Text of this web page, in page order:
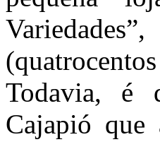
Todavia, é
Cajapió que